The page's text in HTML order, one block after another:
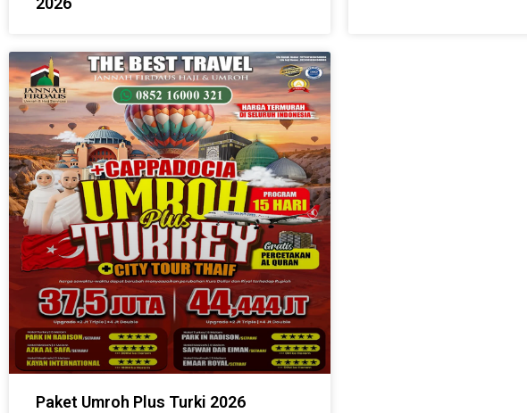
Paket Umroh Plus Turki 2026